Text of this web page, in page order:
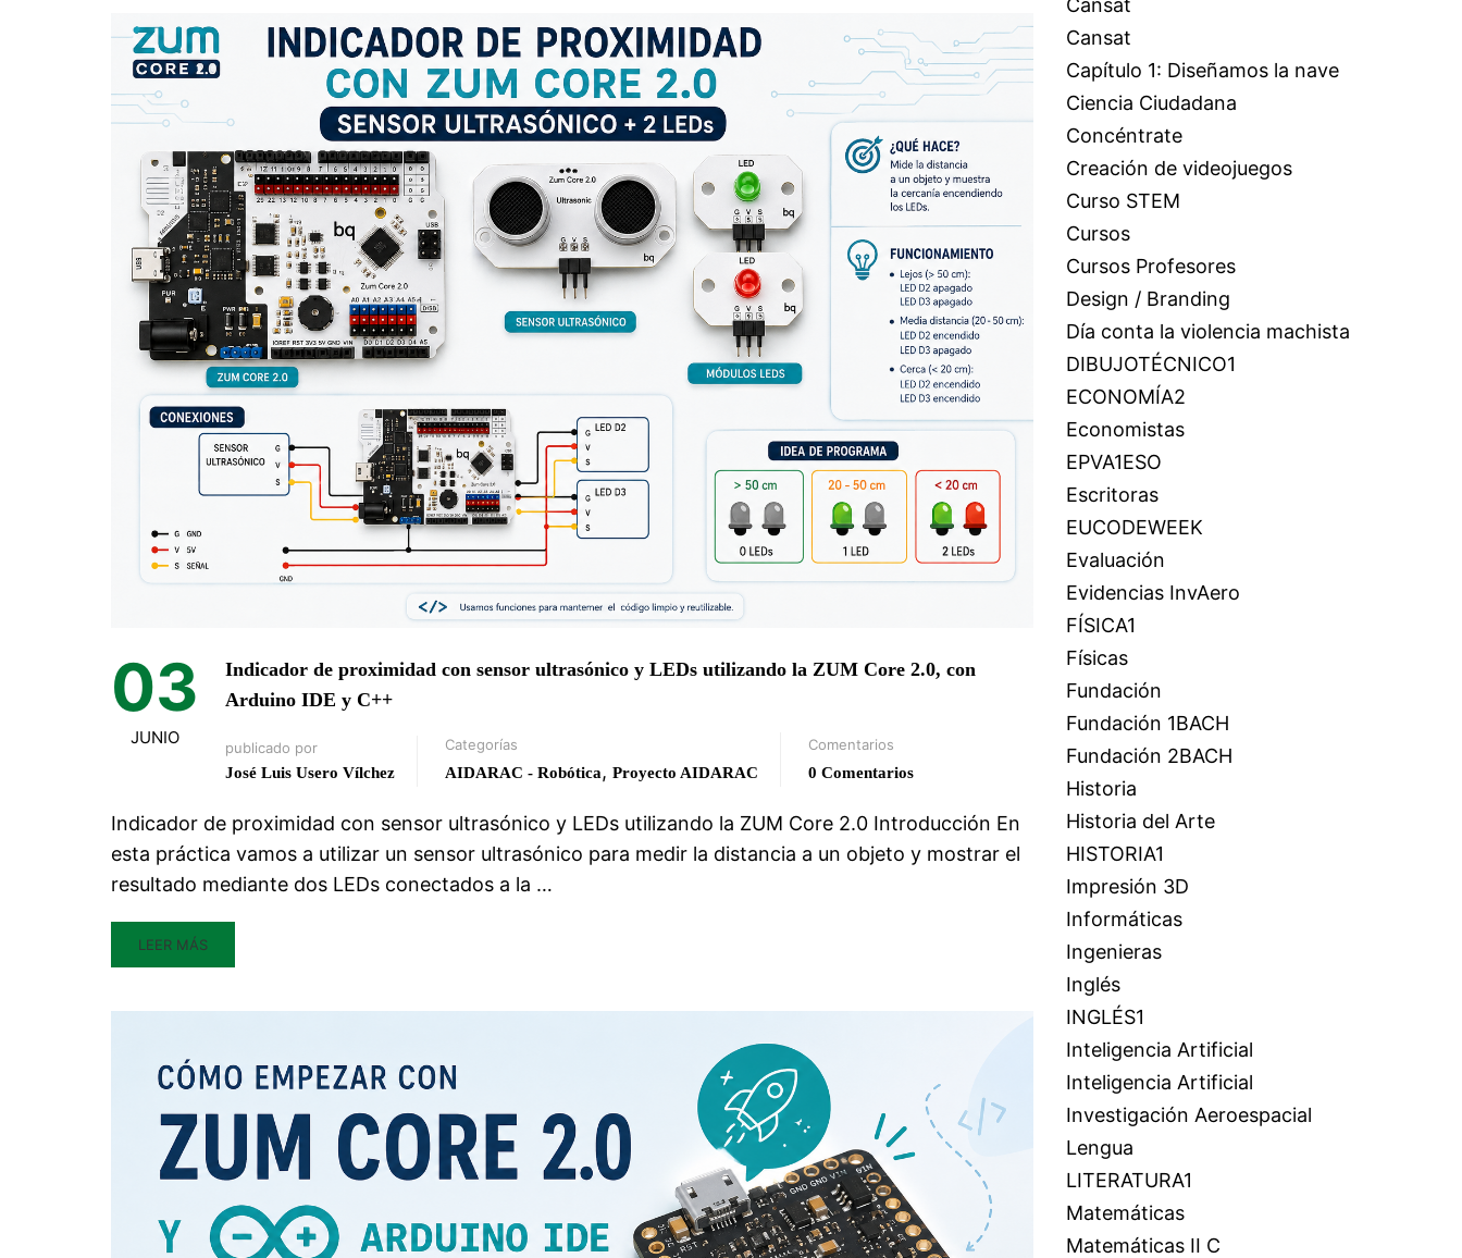
03
JUNIO
Indicador de proximidad con sensor ultrasónico y LEDs utilizando la ZUM Core 2.0, con
Arduino IDE y C++
publicado por
José Luis Usero Vílchez
Categorías
AIDARAC - Robótica, Proyecto AIDARAC
Comentarios
0 Comentarios
Indicador de proximidad con sensor ultrasónico y LEDs utilizando la ZUM Core 2.0 Introducción En
esta práctica vamos a utilizar un sensor ultrasónico para medir la distancia a un objeto y mostrar el
resultado mediante dos LEDs conectados a la …
LEER MÁS
Cansat
Cansat
Capítulo 1: Diseñamos la nave
Ciencia Ciudadana
Concéntrate
Creación de videojuegos
Curso STEM
Cursos
Cursos Profesores
Design / Branding
Día conta la violencia machista
DIBUJOTÉCNICO1
ECONOMÍA2
Economistas
EPVA1ESO
Escritoras
EUCODEWEEK
Evaluación
Evidencias InvAero
FÍSICA1
Físicas
Fundación
Fundación 1BACH
Fundación 2BACH
Historia
Historia del Arte
HISTORIA1
Impresión 3D
Informáticas
Ingenieras
Inglés
INGLÉS1
Inteligencia Artificial
Inteligencia Artificial
Investigación Aeroespacial
Lengua
LITERATURA1
Matemáticas
Matemáticas II C